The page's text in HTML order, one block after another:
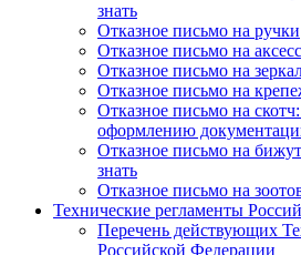
знать
Отказное письмо на ручки
Отказное письмо на
Отказное письмо на
Отказное письмо на
Отказное письмо на
оформлению
Отказное письмо на
знать
Отказное письмо на
Технические регламенты
Перечень действующих
Российской Федерации